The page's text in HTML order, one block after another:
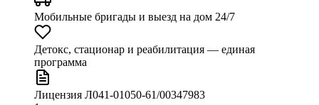
Мобильные бригады и выезд на дом 24/7
Детокс, стационар и реабилитация — единая
программа
Лицензия Л041-01050-61/00347983